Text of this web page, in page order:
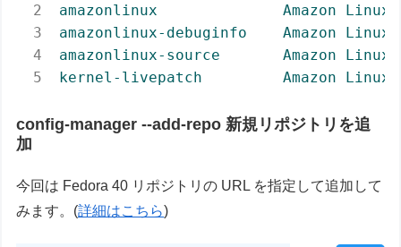
amazonlinux
Amazon Linux
amazonlinux-debuginfo
Amazon Linux
amazonlinux-source
Amazon Linux
kernel-livepatch
Amazon Linux
config-manager --add-repo 新規リポジトリを追
加
今回は Fedora 40 リポジトリの URL を指定して追加して
みます。(詳細はこちら)